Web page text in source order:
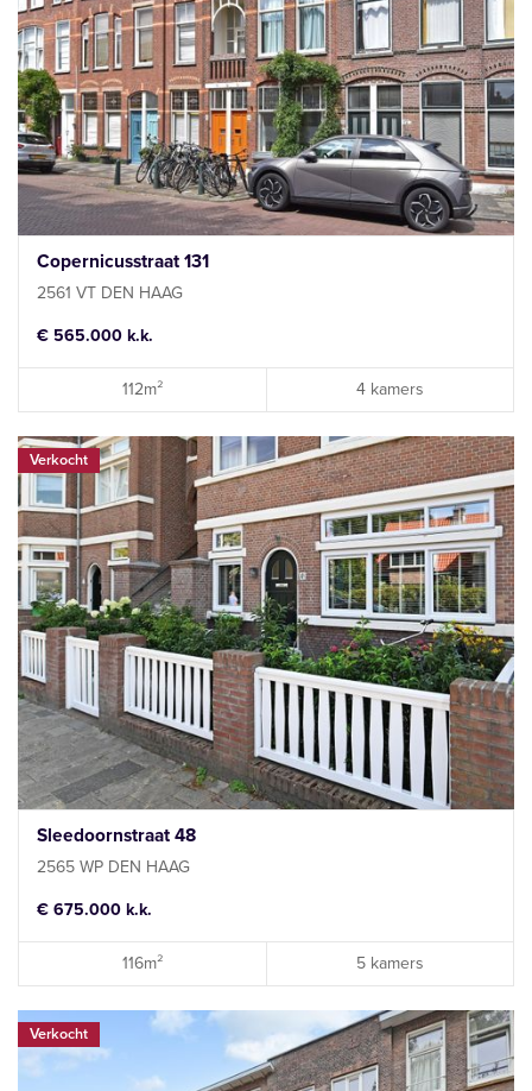
Copernicusstraat 131
2561 VT DEN HAAG
€ 565.000 k.k.
112m² 4 kamers
Verkocht
Sleedoornstraat 48
2565 WP DEN HAAG
€ 675.000 k.k.
116m² 5 kamers
Verkocht